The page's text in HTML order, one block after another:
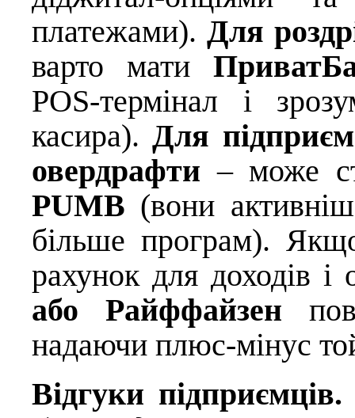
платежами).Для
варто мати
POS-термінал і
касира).Для
овердрафти – може
PUMB (вони
більше програм).
рахунок для доходів і
або Райффайзен
надаючи плюс-мінус
Відгуки підприємців.